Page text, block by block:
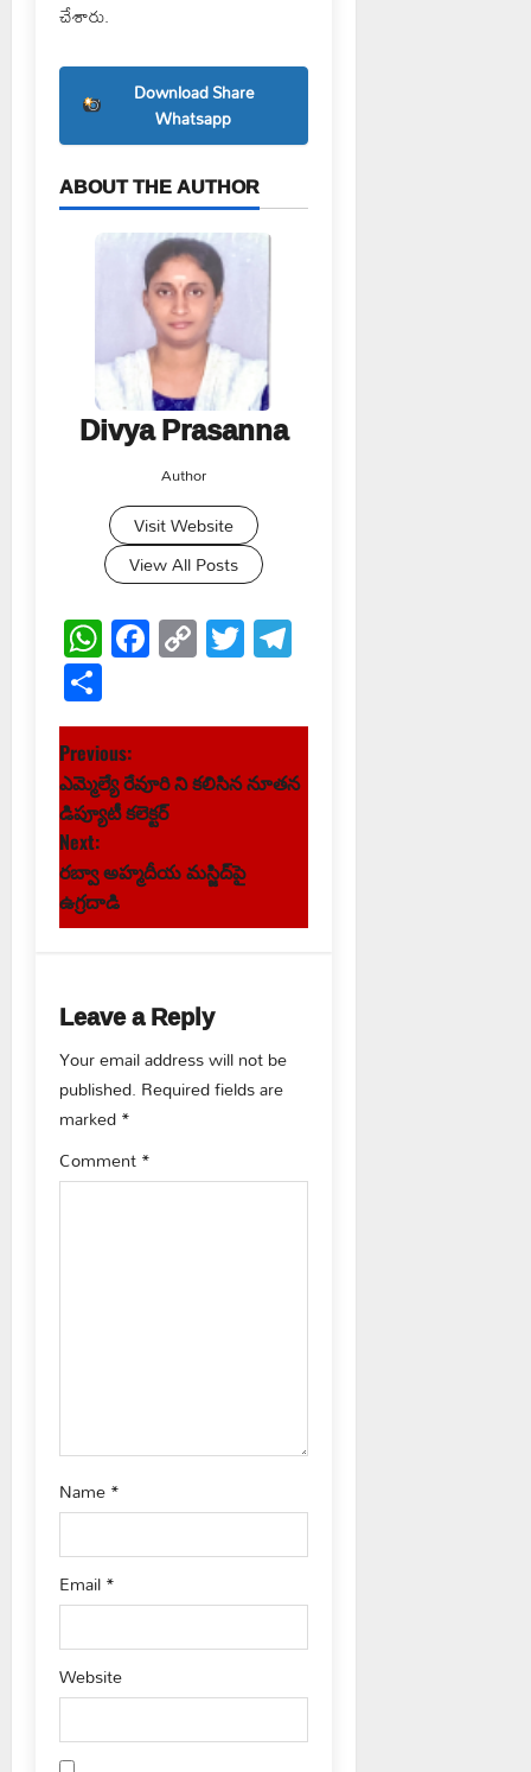
చేశారు.
Download Share
Whatsapp
ABOUT THE AUTHOR
Divya Prasanna
Author
Visit Website
View All Posts
WhatsApp
Facebook
Copy
Link
Twitter
Share
P
o
s
t
a
v
i
g
Previous:
ఎమ్మెల్యే రేవూరి ని కలిసిన నూతన
డిప్యూటీ కలెక్టర్
Next:
రబ్వా అహ్మదీయ మస్జిద్‌పై
ఉగ్రదాడి
Leave a Reply
Your email address will not be
published. Required fields are
marked*
Comment*
Name*
Email*
Website